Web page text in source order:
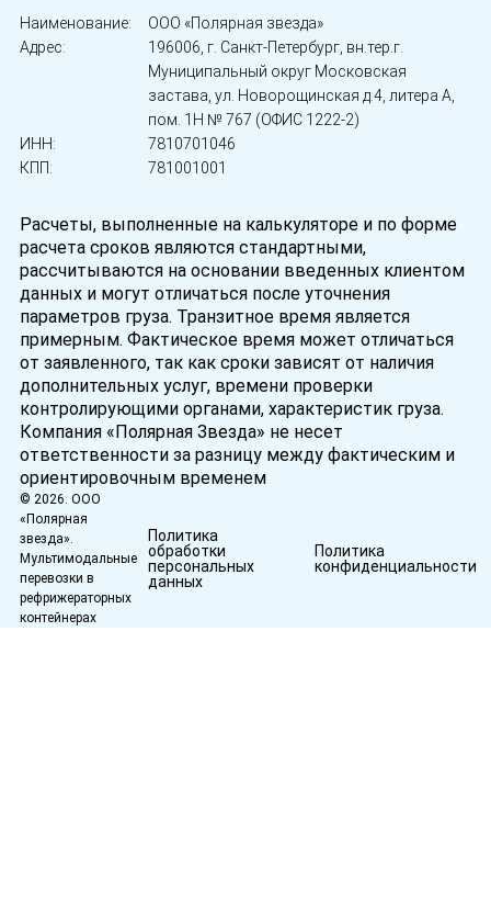
Наименование:
ООО «Полярная звезда»
Адрес:
196006, г. Санкт-Петербург, вн.тер.г.
Муниципальный округ Московская
застава, ул. Новорощинская д.4, литера А,
пом. 1Н № 767 (ОФИС 1222-2)
ИНН:
7810701046
КПП:
781001001
Расчеты, выполненные на калькуляторе и по форме
расчета сроков являются стандартными,
рассчитываются на основании введенных клиентом
данных и могут отличаться после уточнения
параметров груза. Транзитное время является
примерным. Фактическое время может отличаться
от заявленного, так как сроки зависят от наличия
дополнительных услуг, времени проверки
контролирующими органами, характеристик груза.
Компания «Полярная Звезда» не несет
ответственности за разницу между фактическим и
ориентировочным временем
© 2026. ООО
«Полярная
звезда».
Мультимодальные
перевозки в
рефрижераторных
контейнерах
Политика
обработки
персональных
данных
Политика
конфиденциальности